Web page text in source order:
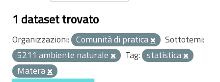
1 dataset trovato
Organizzazioni: Comunità di pratica
Sottotemi:
5211 ambiente naturale
Tag: statistica
Matera